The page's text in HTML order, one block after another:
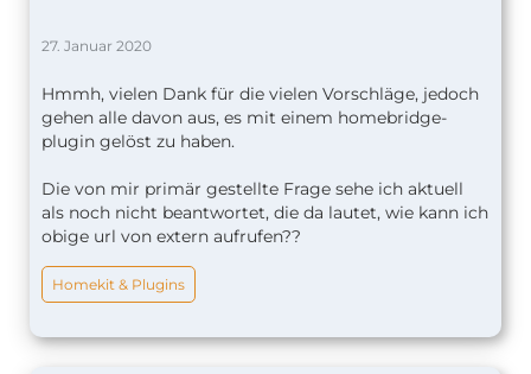
27. Januar 2020
Hmmh, vielen Dank für die vielen Vorschläge, jedoch
gehen alle davon aus, es mit einem homebridge-
plugin gelöst zu haben.
Die von mir primär gestellte Frage sehe ich aktuell
als noch nicht beantwortet, die da lautet, wie kann ich
obige url von extern aufrufen??
Homekit & Plugins